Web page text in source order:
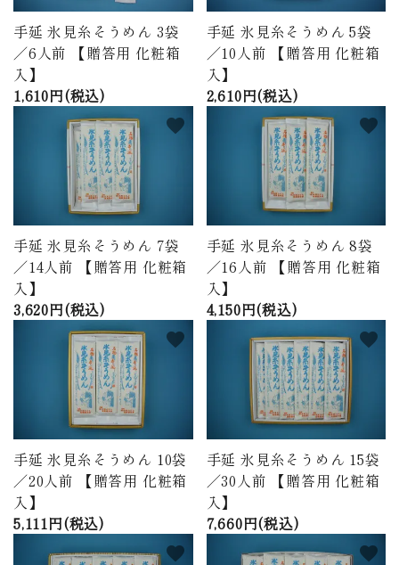
手延 氷見糸そうめん 3袋
／6人前 【贈答用 化粧箱
入】
1,610円(税込)
手延 氷見糸そうめん 5袋
／10人前 【贈答用 化粧箱
入】
2,610円(税込)
手延 氷見糸そうめん 7袋
／14人前 【贈答用 化粧箱
入】
3,620円(税込)
favorite
手延 氷見糸そうめん 8袋
／16人前 【贈答用 化粧箱
入】
4,150円(税込)
favorite
手延 氷見糸そうめん 10袋
／20人前 【贈答用 化粧箱
入】
5,111円(税込)
favorite
手延 氷見糸そうめん 15袋
／30人前 【贈答用 化粧箱
入】
7,660円(税込)
favorite
favorite favorite